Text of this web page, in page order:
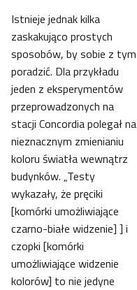
Istnieje jednak kilka
zaskakująco prostych
sposobów, by sobie z tym
poradzić. Dla przykładu
jeden z eksperymentów
przeprowadzonych na
stacji Concordia polegał na
nieznacznym zmienianiu
koloru światła wewnątrz
budynków. „Testy
wykazały, że pręciki
[komórki umożliwiające
czarno-białe widzenie] ] i
czopki [komórki
umożliwiające widzenie
kolorów] to nie jedyne